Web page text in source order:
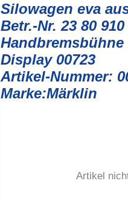
Silowagen eva
Betr.-Nr. 23 80
Handbremsbühne
Display 00723
Artikel-Nummer:
Marke:Märklin
Artikel